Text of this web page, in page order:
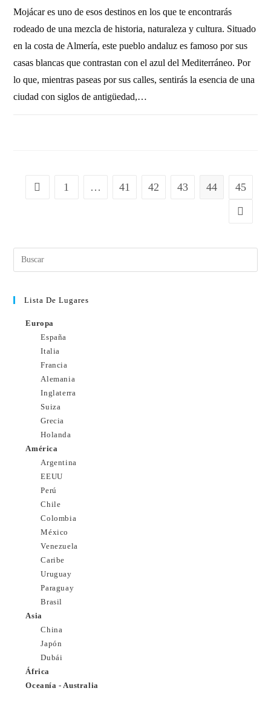
Mojácar es uno de esos destinos en los que te encontrarás
rodeado de una mezcla de historia, naturaleza y cultura. Situado
en la costa de Almería, este pueblo andaluz es famoso por sus
casas blancas que contrastan con el azul del Mediterráneo. Por
lo que, mientras paseas por sus calles, sentirás la esencia de una
ciudad con siglos de antigüedad,…
1 … 41 42 43 44 45
Lista De Lugares
Europa
España
Italia
Francia
Alemania
Inglaterra
Suiza
Grecia
Holanda
América
Argentina
EEUU
Perú
Chile
Colombia
México
Venezuela
Caribe
Uruguay
Paraguay
Brasil
Asia
China
Japón
Dubái
África
Oceanía - Australia